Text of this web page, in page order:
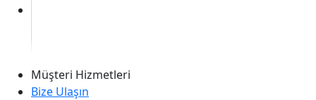
Müşteri Hizmetleri
Bize Ulaşın